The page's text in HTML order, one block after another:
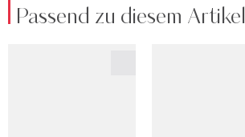
Passend zu diesem Artikel